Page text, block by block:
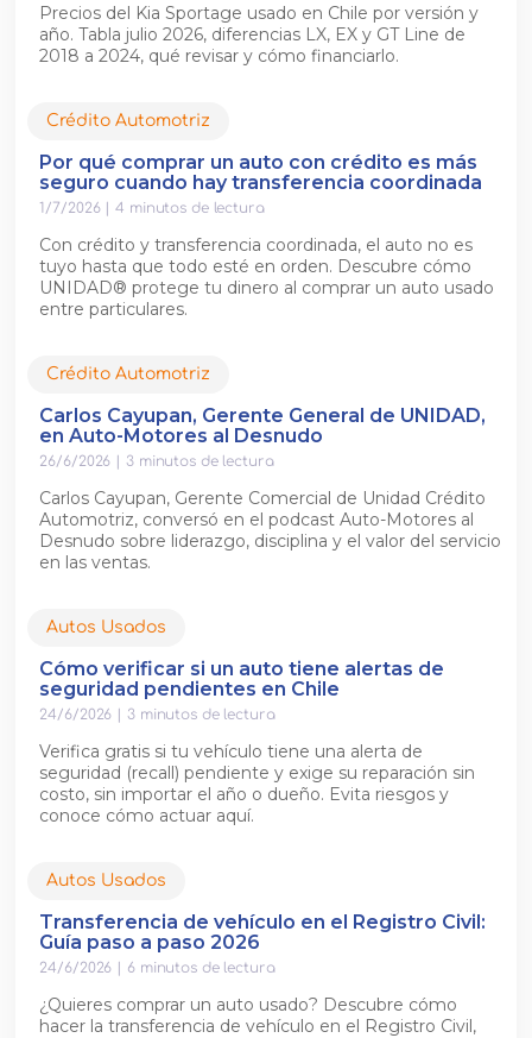
Precios del Kia Sportage usado en Chile por versión y
año. Tabla julio 2026, diferencias LX, EX y GT Line de
2018 a 2024, qué revisar y cómo financiarlo.
Crédito Automotriz
Por qué comprar un auto con crédito es más
seguro cuando hay transferencia coordinada
1/7/2026|4 minutos de lectura
Con crédito y transferencia coordinada, el auto no es
tuyo hasta que todo esté en orden. Descubre cómo
UNIDAD® protege tu dinero al comprar un auto usado
entre particulares.
Crédito Automotriz
Carlos Cayupan, Gerente General de UNIDAD,
en Auto-Motores al Desnudo
26/6/2026 3 minutos de lectura
Carlos Cayupan, Gerente Comercial de Unidad Crédito
Automotriz, conversó en el podcast Auto-Motores al
Desnudo sobre liderazgo, disciplina y el valor del servicio
en las ventas.
Autos Usados
Cómo verificar si un auto tiene alertas de
seguridad pendientes en Chile
24/6/2026 3 minutos de lectura
Verifica gratis si tu vehículo tiene una alerta de
seguridad (recall) pendiente y exige su reparación sin
costo, sin importar el año o dueño. Evita riesgos y
conoce cómo actuar aquí.
Autos Usados
Transferencia de vehículo en el Registro Civil:
Guía paso a paso 2026
24/6/2026 6 minutos de lectura
¿Quieres comprar un auto usado? Descubre cómo
hacer la transferencia de vehículo en el Registro Civil,